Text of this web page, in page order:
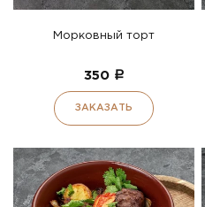
Морковный торт
350 a
ЗАКАЗАТЬ